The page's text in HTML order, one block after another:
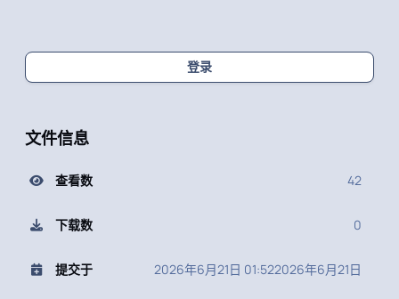
登录
文件信息
查看数 42
下载数 0
提交于 2026年6月21日 01:522026年6月21日